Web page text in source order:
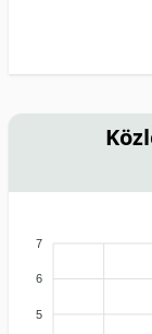
7
6
5